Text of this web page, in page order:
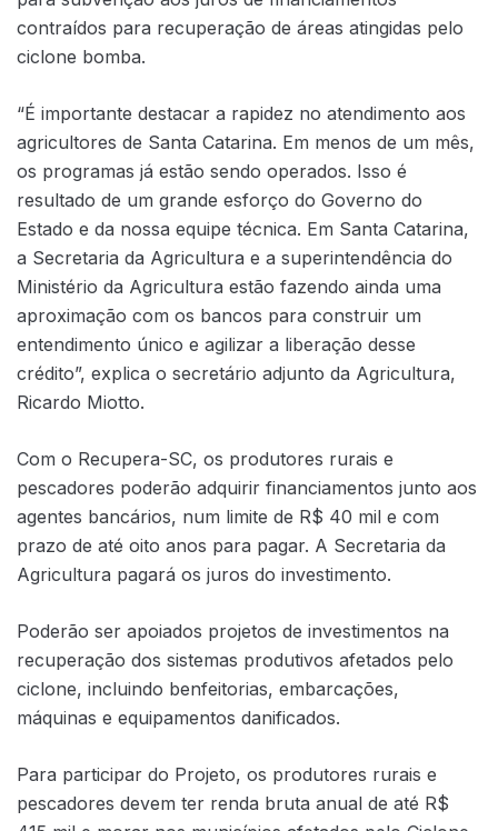
contraídos para recuperação de áreas atingidas pelo
ciclone bomba.
“É importante destacar a rapidez no atendimento aos
agricultores de Santa Catarina. Em menos de um mês,
os programas já estão sendo operados. Isso é
resultado de um grande esforço do Governo do
Estado e da nossa equipe técnica. Em Santa Catarina,
a Secretaria da Agricultura e a superintendência do
Ministério da Agricultura estão fazendo ainda uma
aproximação com os bancos para construir um
entendimento único e agilizar a liberação desse
crédito”, explica o secretário adjunto da Agricultura,
Ricardo Miotto.
Com o Recupera-SC, os produtores rurais e
pescadores poderão adquirir financiamentos junto aos
agentes bancários, num limite de R$ 40 mil e com
prazo de até oito anos para pagar. A Secretaria da
Agricultura pagará os juros do investimento.
Poderão ser apoiados projetos de investimentos na
recuperação dos sistemas produtivos afetados pelo
ciclone, incluindo benfeitorias, embarcações,
máquinas e equipamentos danificados.
Para participar do Projeto, os produtores rurais e
pescadores devem ter renda bruta anual de até R$